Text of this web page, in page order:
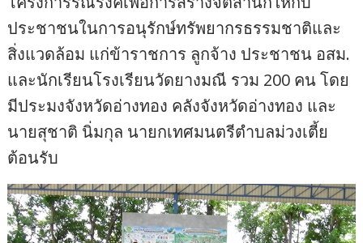
ประชาชนในการอนุรักษ์ทรัพยากรธรรมชาติและ
สิ่งแวดล้อม แก่ข้าราชการ ลูกจ้าง ประชาชน อสม.
และนักเรียนโรงเรียนวัดยางมณี รวม 200 คน โดย
มีประมงจังหวัดอ่างทอง คลังจังหวัดอ่างทอง และ
นายสุชาติ นิ่มกุล นายกเทศมนตรีตำบลม่วงเตี้ย
ต้อนรับ